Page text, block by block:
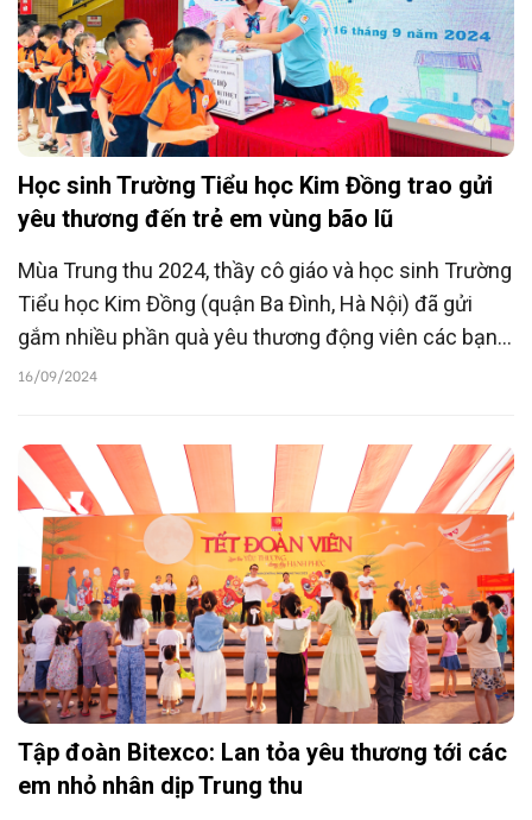
Học sinh Trường Tiểu học Kim Đồng trao gửi
yêu thương đến trẻ em vùng bão lũ
Mùa Trung thu 2024, thầy cô giáo và học sinh Trường
Tiểu học Kim Đồng (quận Ba Đình, Hà Nội) đã gửi
gắm nhiều phần quà yêu thương động viên các bạn
vùng bão lũ vượt qua khó khăn.
16/09/2024
Tập đoàn Bitexco: Lan tỏa yêu thương tới các
em nhỏ nhân dịp Trung thu